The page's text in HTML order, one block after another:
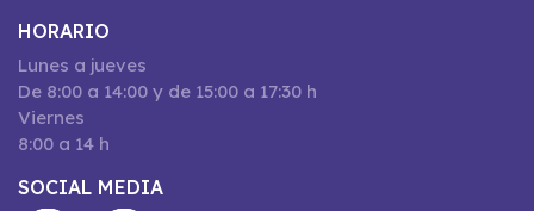
HORARIO
Lunes a jueves
De 8:00 a 14:00 y de 15:00 a 17:30 h
Viernes
8:00 a 14 h
SOCIAL MEDIA